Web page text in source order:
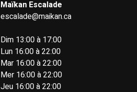
Maïkan Escalade
escalade@maikan.ca
Dim 13:00 à 17:00
Lun 16:00 à 22:00
Mar 16:00 à 22:00
Mer 16:00 à 22:00
Jeu 16:00 à 22:00